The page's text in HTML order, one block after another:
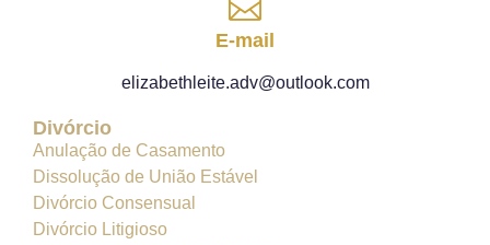
E-mail
elizabethleite.adv@outlook.com
Divórcio
Anulação de Casamento
Dissolução de União Estável
Divórcio Consensual
Divórcio Litigioso